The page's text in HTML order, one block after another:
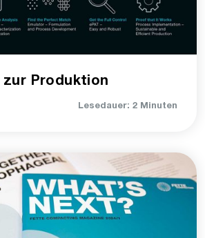
zur Produktion
Lesedauer: 2 Minuten